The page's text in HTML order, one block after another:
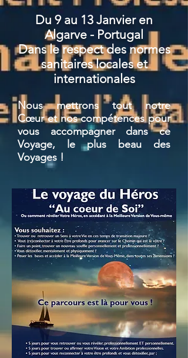
Du 9 au 13 Janvier en
Algarve - Portugal
Dans le respect des normes
sanitaires locales et
internationales
Nous mettrons tout notre
Cœuret nos compétences pour
vous accompagner dans ce
Voyage, le plus beau des
Voyages !